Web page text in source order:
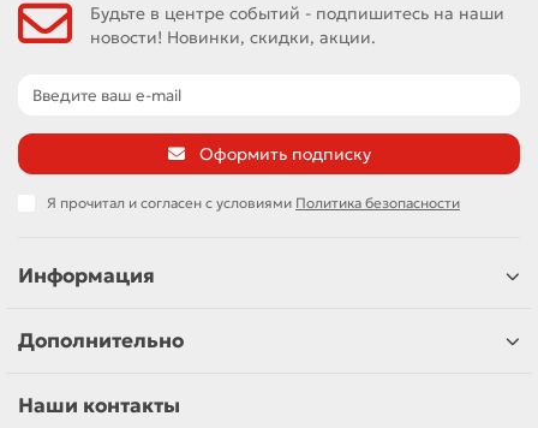
Будьте в центре событий - подпишитесь на наши
новости! Новинки, скидки, акции.
Оформить подписку
Я прочитал и согласен с условиями Политика безопасности
Информация
Дополнительно
Наши контакты